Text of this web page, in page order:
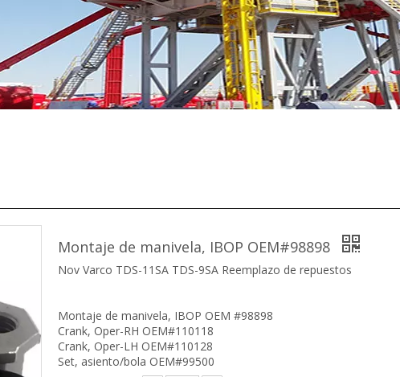
Montaje de manivela, IBOP OEM#98898
Nov Varco TDS-11SA TDS-9SA Reemplazo de repuestos
Montaje de manivela, IBOP OEM #98898
Crank, Oper-RH OEM#110118
Crank, Oper-LH OEM#110128
Set, asiento/bola OEM#99500